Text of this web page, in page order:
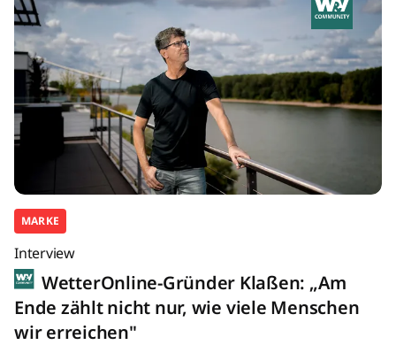
MARKE
Interview
WetterOnline-Gründer Klaßen: „Am
Ende zählt nicht nur, wie viele Menschen
wir erreichen"